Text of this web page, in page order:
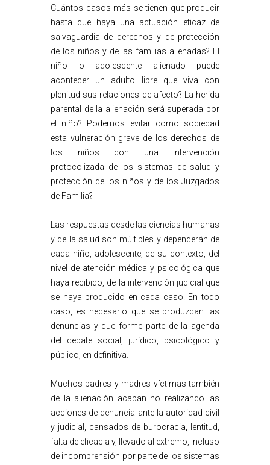
Cuántos casos más se tienen que producir
hasta que haya una actuación eficaz de
salvaguardia de derechos y de protección
de los niños y de las familias alienadas? El
niño o adolescente alienado puede
acontecer un adulto libre que viva con
plenitud sus relaciones de afecto? La herida
parental de la alienación será superada por
el niño? Podemos evitar como sociedad
esta vulneración grave de los derechos de
los niños con una intervención
protocolizada de los sistemas de salud y
protección de los niños y de los Juzgados
de Familia?
Las respuestas desde las ciencias humanas
y de la salud son múltiples y dependerán de
cada niño, adolescente, de su contexto, del
nivel de atención médica y psicológica que
haya recibido, de la intervención judicial que
se haya producido en cada caso. En todo
caso, es necesario que se produzcan las
denuncias y que forme parte de la agenda
del debate social, jurídico, psicológico y
público, en definitiva.
Muchos padres y madres víctimas también
de la alienación acaban no realizando las
acciones de denuncia ante la autoridad civil
y judicial, cansados de burocracia, lentitud,
falta de eficacia y, llevado al extremo, incluso
de incomprensión por parte de los sistemas